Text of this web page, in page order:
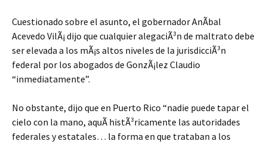
Cuestionado sobre el asunto, el gobernador AnÃ­bal
Acevedo VilÃ¡ dijo que cualquier alegaciÃ³n de maltrato debe
ser elevada a los mÃ¡s altos niveles de la jurisdicciÃ³n
federal por los abogados de GonzÃ¡lez Claudio
“inmediatamente”.
No obstante, dijo que en Puerto Rico “nadie puede tapar el
cielo con la mano, aquÃ histÃ³ricamente las autoridades
federales y estatales… la forma en que trataban a los